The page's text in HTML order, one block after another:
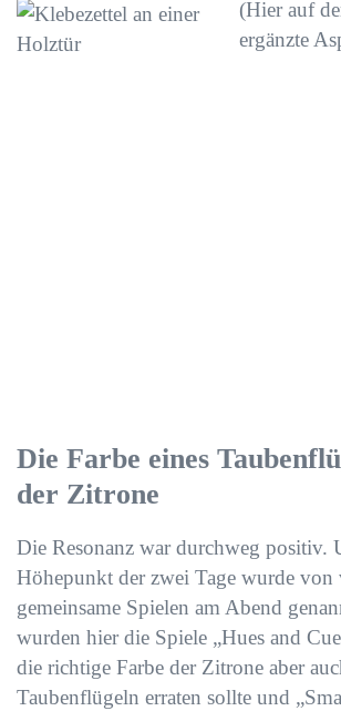
(Hier auf
ergänzte
Die Farbe eines
der Zitrone
Die Resonanz war durchweg positiv.
Höhepunkt der zwei Tage wurde von
gemeinsame Spielen am Abend
wurden hier die Spiele „Hues and
die richtige Farbe der Zitrone aber
Taubenflügeln erraten sollte und